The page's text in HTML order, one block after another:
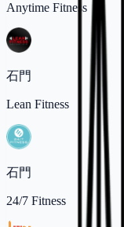
Anytime Fitness
石門
Lean Fitness
石門
24/7 Fitness